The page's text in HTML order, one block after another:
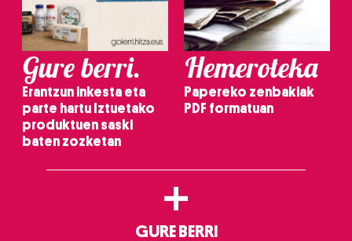
Gure berri.
Erantzun inkesta eta
parte hartu Iztuetako
produktuen saski
baten zozketan
Hemeroteka
Papereko zenbakiak
PDF formatuan
+
GURE BERRI